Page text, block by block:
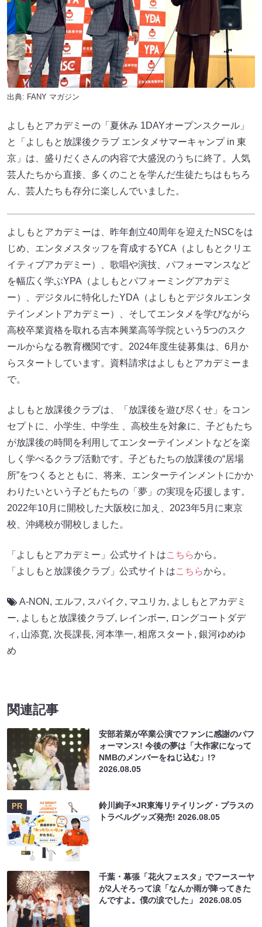
出典: FANY マガジン
よしもとアカデミーの「夏休み 1DAYオープンスクール」
と「よしもと放課後クラブ エンタメサマーキャンプ in 東
京」は、盛りだくさんの内容で大盛況のうちに終了。人気
芸人たちから直接、多くのことを学んだ生徒たちはもちろ
ん、芸人たちも存分に楽しんでいました。
よしもとアカデミーは、昨年創立40周年を迎えたNSCをは
じめ、エンタメスタッフを育成するYCA（よしもとクリエ
イティブアカデミー）、歌唱や演技、パフォーマンスなど
を幅広く学ぶYPA（よしもとパフォーミングアカデミ
ー）、デジタルに特化したYDA（よしもとデジタルエンタ
テインメントアカデミー）、そしてエンタメを学びながら
高校卒業資格を取れる吉本興業高等学院という5つのスク
ールからなる教育機関です。2024年度生徒募集は、6月か
らスタートしています。資料請求はよしもとアカデミーま
で。
よしもと放課後クラブは、「放課後を遊び尽くせ」をコン
セプトに、小学生、中学生 、高校生を対象に、子どもたち
が放課後の時間を利用してエンターテインメントなどを楽
しく学べるクラブ活動です。子どもたちの放課後の“居場
所”をつくるとともに、将来、エンターテインメントにかか
わりたいという子どもたちの「夢」の実現を応援します。
2022年10月に開校した大阪校に加え、2023年5月に東京
校、沖縄校が開校しました。
「よしもとアカデミー」公式サイトはこちらから。
「よしもと放課後クラブ」公式サイトはこちらから。
A-NON , エルフ, スパイク , マユリカ, よしもとアカデミ
ー, よしもと放課後クラブ, レインボー, ロングコートダデ
ィ , 山添寛, 次長課長, 河本準一, 相席スタート , 銀河ゆめゆ
め
関連記事
安部若菜が卒業公演でファンに感謝のパフ
ォーマンス! 今後の夢は「大作家になって
NMBのメンバーをねじ込む」!?
2026.08.05
PR
鈴川絢子×JR東海リテイリング・プラスの
トラベルグッズ発売!2026.08.05
千葉・幕張「花火フェスタ」でフースーヤ
が2人そろって涙「なんか雨が降ってきた
んですよ。僕の涙でした」2026.08.05